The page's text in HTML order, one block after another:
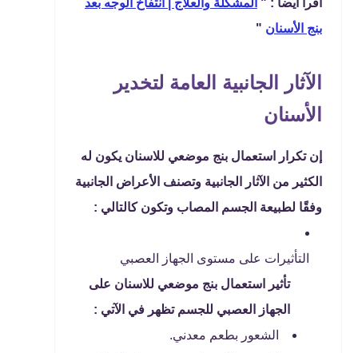
اقرا ايضا : " المشكلة والعلاج | انتفاخ الوجه بعد
بنج الأسنان "
الآثار الجانبية العامة لتخدير
الأسنان
إن تكرار استعمال بنج موضعي للاسنان يكون له
الكثير من الآثار الجانبية وتصنف الأعراض الجانبية
وفقًا لطبيعة الجسم المصاب وتكون كالتالي :
التأثيرات على مستوى الجهاز العصبي
تأثير استعمال بنج موضعي للاسنان على
الجهاز العصبي للجسم تظهر في الآتي :
الشعور بطعم معدني.